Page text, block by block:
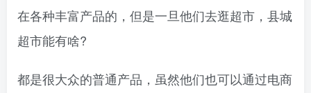
在各种丰富产品的，但是一旦他们去逛超市，县城
超市能有啥?
都是很大众的普通产品，虽然他们也可以通过电商